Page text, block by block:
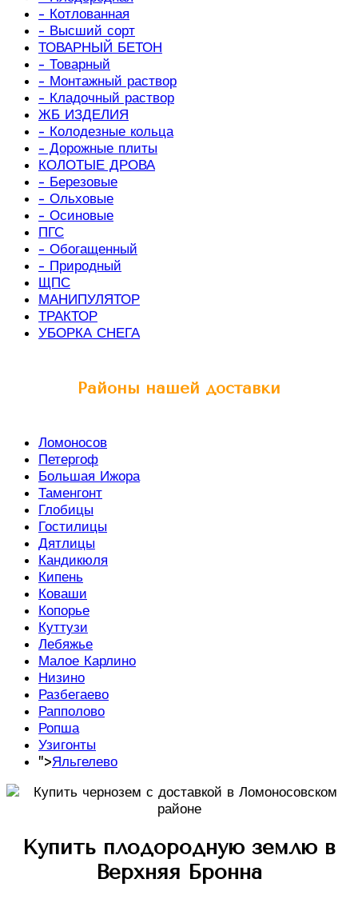
- Котлованная
- Высший сорт
ТОВАРНЫЙ БЕТОН
- Товарный
- Монтажный раствор
- Кладочный раствор
ЖБ ИЗДЕЛИЯ
- Колодезные кольца
- Дорожные плиты
КОЛОТЫЕ ДРОВА
- Березовые
- Ольховые
- Осиновые
ПГС
- Обогащенный
- Природный
ЩПС
МАНИПУЛЯТОР
ТРАКТОР
УБОРКА СНЕГА
Районы нашей доставки
Ломоносов
Петергоф
Большая Ижора
Таменгонт
Глобицы
Гостилицы
Дятлицы
Кандикюля
Кипень
Коваши
Копорье
Куттузи
Лебяжье
Малое Карлино
Низино
Разбегаево
Рапполово
Ропша
Узигонты
">Яльгелево
Купить плодородную землю в
Верхняя Бронна